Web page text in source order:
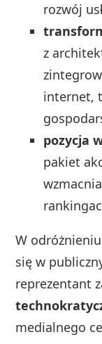
rozwój
z
internet,
pozycja
pakiet
W
się w
reprezentant
medialnego